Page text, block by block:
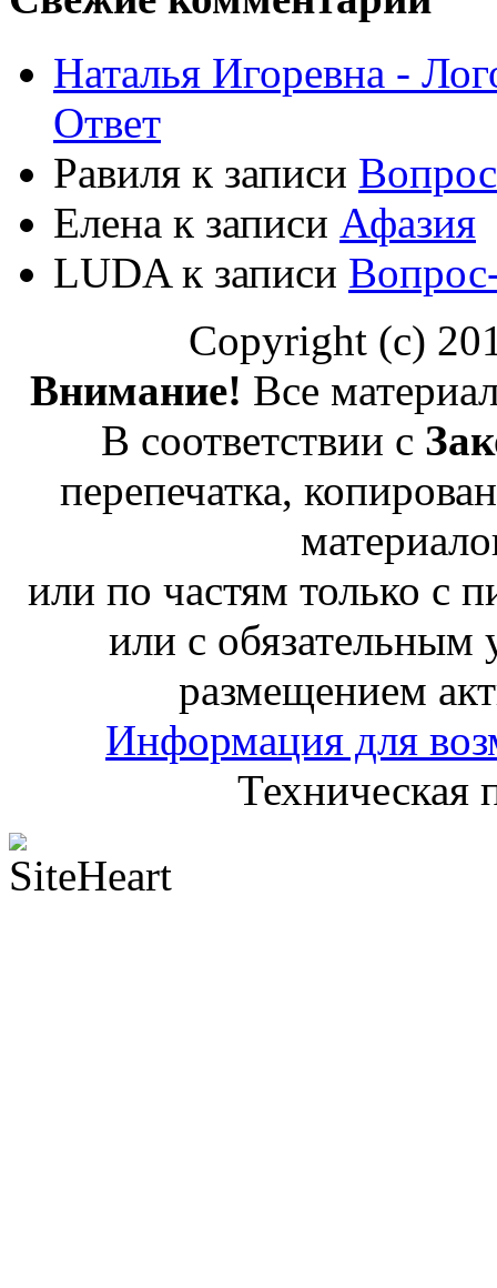
Наталья Игоревна -
Ответ
Равиля к записи
Елена к записи Афазия
LUDA к записи
Copyright (c)
Внимание! Все
В соответствии с
перепечатка,
или по частям только с
или с
размещением
Информация для
Техническая